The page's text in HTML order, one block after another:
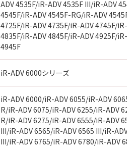
ADV 4535F/iR-ADV 4535F III/iR-ADV
4545F/iR-ADV 4545F-RG/iR-ADV 4545F
4725F/iR-ADV 4735F/iR-ADV 4745F/iR-
4835F/iR-ADV 4845F/iR-ADV 4925F/iR-
4945F
iR-ADV 6000シリーズ
iR-ADV 6000/iR-ADV 6055/iR-ADV 6065/
R/iR-ADV 6075/iR-ADV 6255/iR-ADV
R/iR-ADV 6275/iR-ADV 6555/iR-ADV
III/iR-ADV 6565/iR-ADV 6565 III/iR-ADV
III/iR-ADV 6765/iR-ADV 6780/iR-ADV